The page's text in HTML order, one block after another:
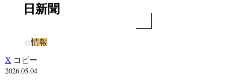
日新聞
情報
X コピー
2026.05.04